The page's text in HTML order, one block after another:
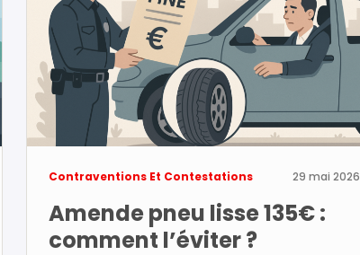
Contraventions Et Contestations 29 mai 2026
Amende pneu lisse 135€ :
comment l’éviter ?